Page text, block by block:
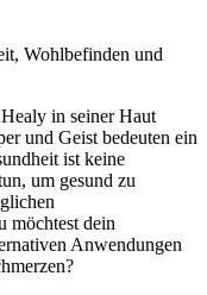
in seiner Haut
und Geist bedeuten ein
ist keine
um gesund zu
möchtest dein
Anwendungen